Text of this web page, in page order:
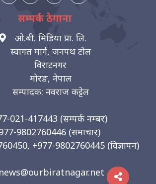
सम्पर्क ठेगाना
ओ.बी. मिडिया प्रा. लि.
स्वागत मार्ग, जनपथ टोल
विराटनगर
मोरङ, नेपाल
सम्पादक: नवराज कट्टेल
021-417443 (सम्पर्क नम्बर)
9802760446 (समाचार)
+977-9802760445 (विज्ञापन)
news@ourbiratnagar.net